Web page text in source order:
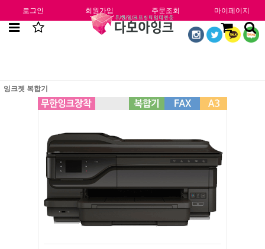
로그인 회원가입 주문조회 마이페이지
잉크젯 복합기